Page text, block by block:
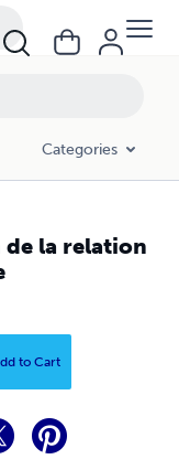
Categories
la relation
to Cart